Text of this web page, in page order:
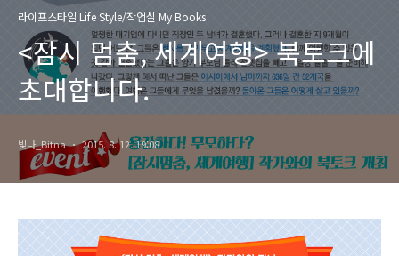
라이프스타일 Life Style/작업실 My Books
<잠시 멈춤, 세계여행> 북토크에
초대합니다.
빛나_Bitna 2015. 8. 12. 19:08